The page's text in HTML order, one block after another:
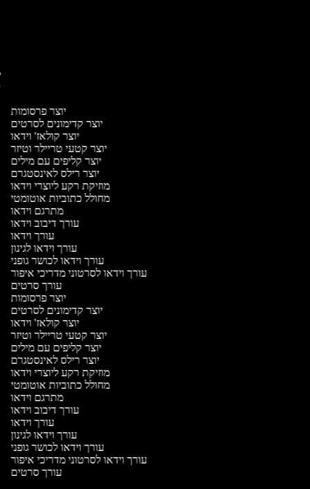
יוצר פרסומות
יוצר קדימונים לסרטים
יוצר קולאז' וידאו
יוצר קטעי טריילר וטיזר
יוצר קליפים עם מילים
יוצר רילס לאינסטגרם
מוזיקת רקע ליוצרי וידאו
מחולל כתוביות אוטומטי
מתרגם וידאו
עורך דיבוב וידאו
עורך וידאו
עורך וידאו לגינון
עורך וידאו לכושר גופני
עורך וידאו לסרטוני מדריכי איפור
עורך סרטים
יוצר פרסומות
יוצר קדימונים לסרטים
יוצר קולאז' וידאו
יוצר קטעי טריילר וטיזר
יוצר קליפים עם מילים
יוצר רילס לאינסטגרם
מוזיקת רקע ליוצרי וידאו
מחולל כתוביות אוטומטי
מתרגם וידאו
עורך דיבוב וידאו
עורך וידאו
עורך וידאו לגינון
עורך וידאו לכושר גופני
עורך וידאו לסרטוני מדריכי איפור
עורך סרטים